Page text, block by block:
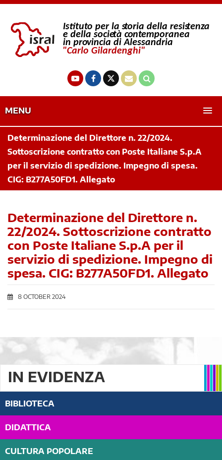
MENU
Determinazione del Direttore n. 22/2024.
Sottoscrizione contratto con Poste Italiane S.p.A
per il servizio di spedizione. Impegno di spesa.
CIG: B277A50FD1. Allegato
Determinazione del Direttore n.
22/2024. Sottoscrizione contratto
con Poste Italiane S.p.A per il
servizio di spedizione. Impegno di
spesa. CIG: B277A50FD1. Allegato
8 OCTOBER 2024
IN EVIDENZA
BIBLIOTECA
DIDATTICA
CULTURA POPOLARE